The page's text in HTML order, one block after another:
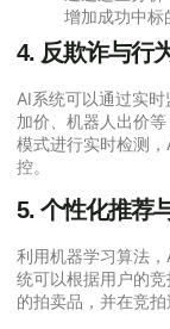
增加成功中标
4. 反欺诈与行
AI系统可以通过实
加价、机器人出价
模式进行实时检测
控。
5. 个性化推荐
利用机器学习算法
统可以根据用户的
的拍卖品，并在竞拍